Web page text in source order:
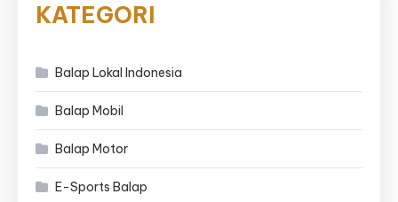
KATEGORI
Balap Lokal Indonesia
Balap Mobil
Balap Motor
E-Sports Balap